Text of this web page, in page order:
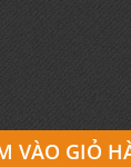
VÀO GIỎ